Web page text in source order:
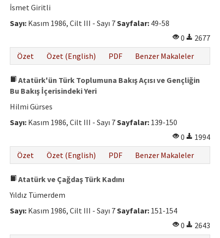
İsmet Giritli
Sayı: Kasım 1986, Cilt III - Sayı 7Sayfalar: 49-58
0
2677
Özet
Özet (English) PDF Benzer Makaleler
Atatürk'ün Türk Toplumuna Bakış Açısı ve Gençliğin
Bu Bakış İçerisindeki Yeri
Hilmi Gürses
Sayı: Kasım 1986, Cilt III - Sayı 7Sayfalar: 139-150
0
1994
Özet
Özet (English) PDF Benzer Makaleler
Atatürk ve Çağdaş Türk Kadını
Yıldız Tümerdem
Sayı: Kasım 1986, Cilt III - Sayı 7Sayfalar: 151-154
0
2643